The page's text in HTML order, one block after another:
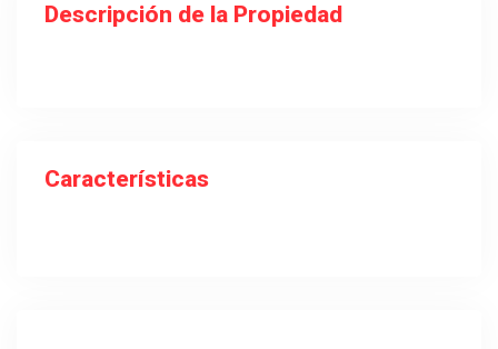
Descripción de la Propiedad
Características